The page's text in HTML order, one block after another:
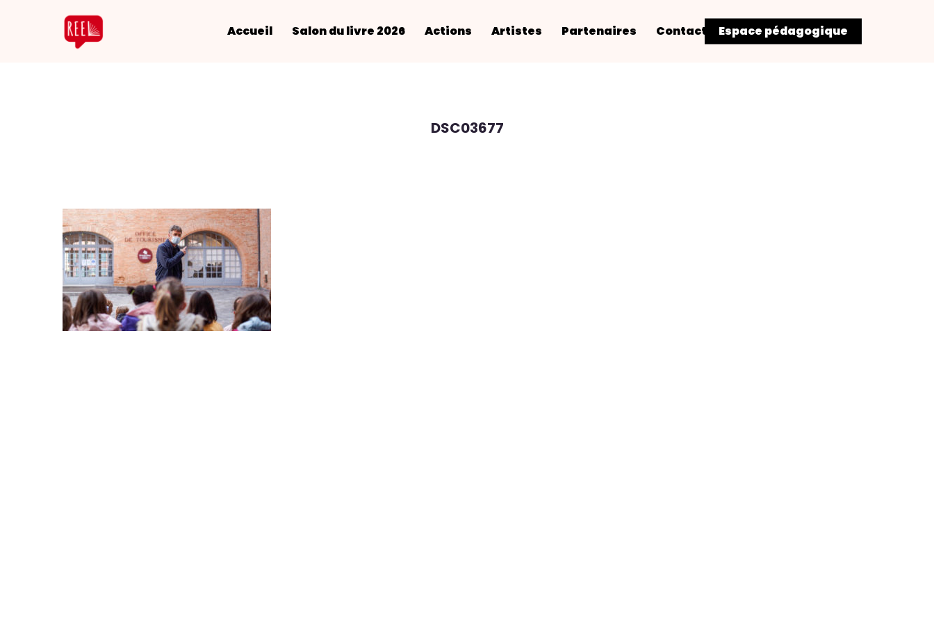
Accueil Salon du livre 2026 Actions Artistes Partenaires Contact Espace pédagogique
DSC03677